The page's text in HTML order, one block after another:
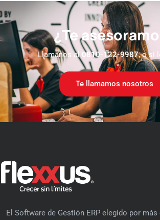
¿Te
Llamanos al 0810-122-9987, o si
Te llamamos nosotros
El Software de Gestión ERP elegido por más